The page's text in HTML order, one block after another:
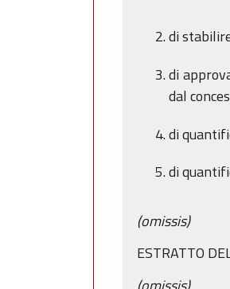
di
di
dal
di
di
(omissis)
ESTRATTO